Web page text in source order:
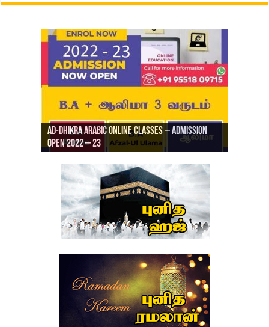
Ad-Dhikra Arabic Online Classes – Admission
Open 2022 – 23
Ad-Dhikra Arabic Online Classes – BA Arabic
AD DHIKRA ARABIC COLLEGE ADMISSION
ரியாத் ஜும்ஆ தமிழாக்கம், Jamia Al Hajiri
Masjid (Kuwait Masjid), Malaz, Riyadh